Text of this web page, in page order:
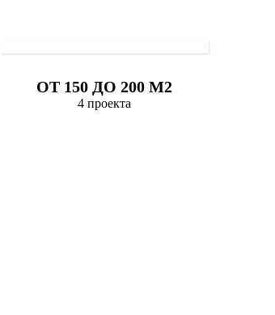
ОТ 150 ДО 200 М2
4 проекта